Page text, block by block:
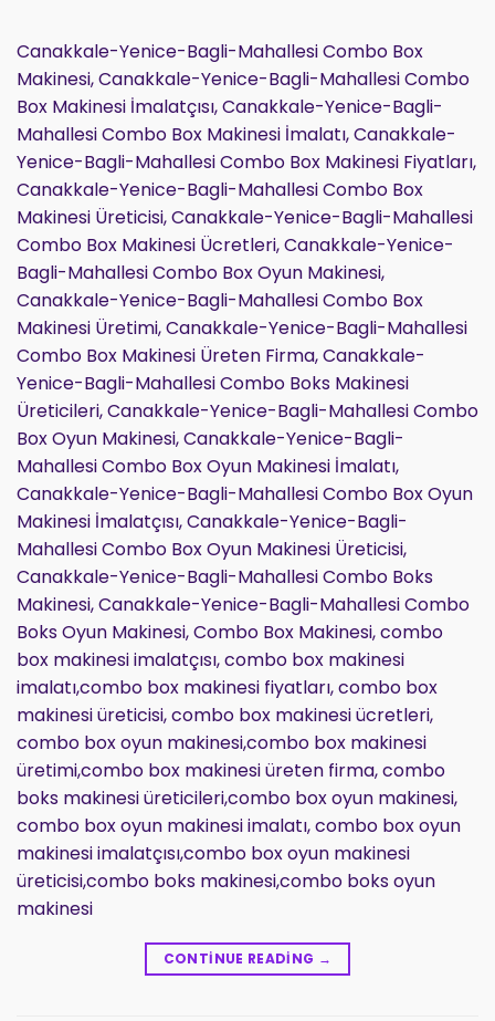
Canakkale-Yenice-Bagli-Mahallesi Combo Box
Makinesi, Canakkale-Yenice-Bagli-Mahallesi Combo
Box Makinesi İmalatçısı, Canakkale-Yenice-Bagli-
Mahallesi Combo Box Makinesi İmalatı, Canakkale-
Yenice-Bagli-Mahallesi Combo Box Makinesi Fiyatları,
Canakkale-Yenice-Bagli-Mahallesi Combo Box
Makinesi Üreticisi, Canakkale-Yenice-Bagli-Mahallesi
Combo Box Makinesi Ücretleri, Canakkale-Yenice-
Bagli-Mahallesi Combo Box Oyun Makinesi,
Canakkale-Yenice-Bagli-Mahallesi Combo Box
Makinesi Üretimi, Canakkale-Yenice-Bagli-Mahallesi
Combo Box Makinesi Üreten Firma, Canakkale-
Yenice-Bagli-Mahallesi Combo Boks Makinesi
Üreticileri, Canakkale-Yenice-Bagli-Mahallesi Combo
Box Oyun Makinesi, Canakkale-Yenice-Bagli-
Mahallesi Combo Box Oyun Makinesi İmalatı,
Canakkale-Yenice-Bagli-Mahallesi Combo Box Oyun
Makinesi İmalatçısı, Canakkale-Yenice-Bagli-
Mahallesi Combo Box Oyun Makinesi Üreticisi,
Canakkale-Yenice-Bagli-Mahallesi Combo Boks
Makinesi, Canakkale-Yenice-Bagli-Mahallesi Combo
Boks Oyun Makinesi, Combo Box Makinesi, combo
box makinesi imalatçısı, combo box makinesi
imalatı,combo box makinesi fiyatları, combo box
makinesi üreticisi, combo box makinesi ücretleri,
combo box oyun makinesi,combo box makinesi
üretimi,combo box makinesi üreten firma, combo
boks makinesi üreticileri,combo box oyun makinesi,
combo box oyun makinesi imalatı, combo box oyun
makinesi imalatçısı,combo box oyun makinesi
üreticisi,combo boks makinesi,combo boks oyun
makinesi
CONTINUE READING →